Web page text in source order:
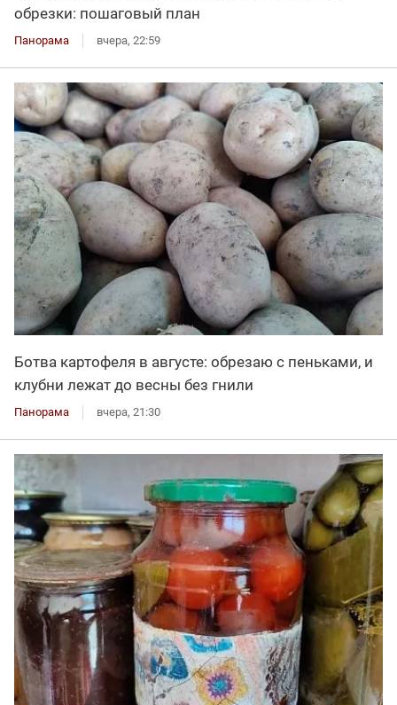
обрезки: пошаговый план
Панорама вчера, 22:59
Ботва картофеля в августе: обрезаю с пеньками, и
клубни лежат до весны без гнили
Панорама вчера, 21:30